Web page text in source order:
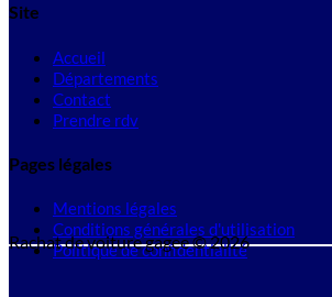
Site
Accueil
Départements
Contact
Prendre rdv
Pages légales
Mentions légales
Conditions générales d'utilisation
Politique de confidentialité
Rachat de voiture gagee © 2026